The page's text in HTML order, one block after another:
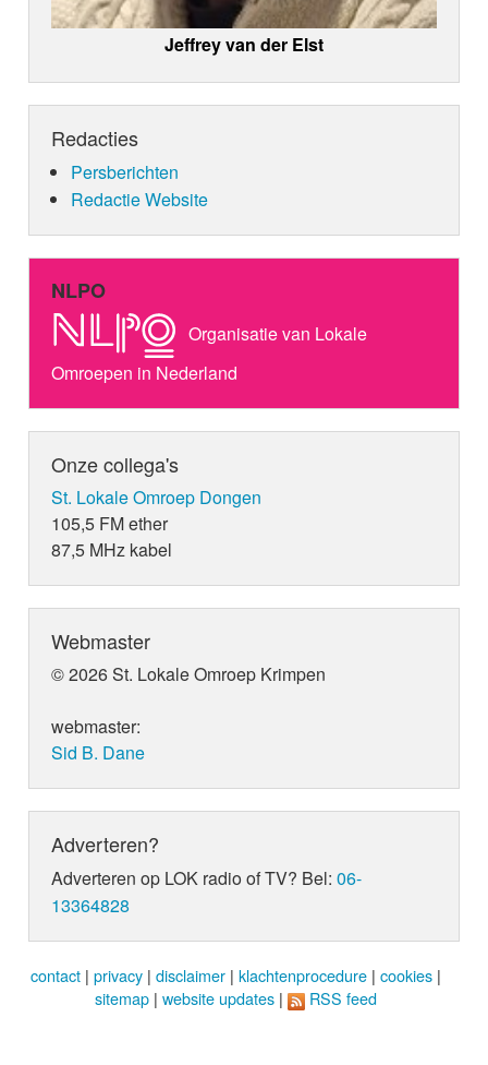
Jeffrey van der Elst
Redacties
Persberichten
Redactie Website
NLPO
Organisatie van Lokale
Omroepen in Nederland
Onze collega's
St. Lokale Omroep Dongen
105,5 FM ether
87,5 MHz kabel
Webmaster
© 2026 St. Lokale Omroep Krimpen
webmaster:
Sid B. Dane
Adverteren?
Adverteren op LOK radio of TV? Bel:06-
13364828
contact | privacy | disclaimer | klachtenprocedure | cookies |
sitemap | website updates | RSS feed